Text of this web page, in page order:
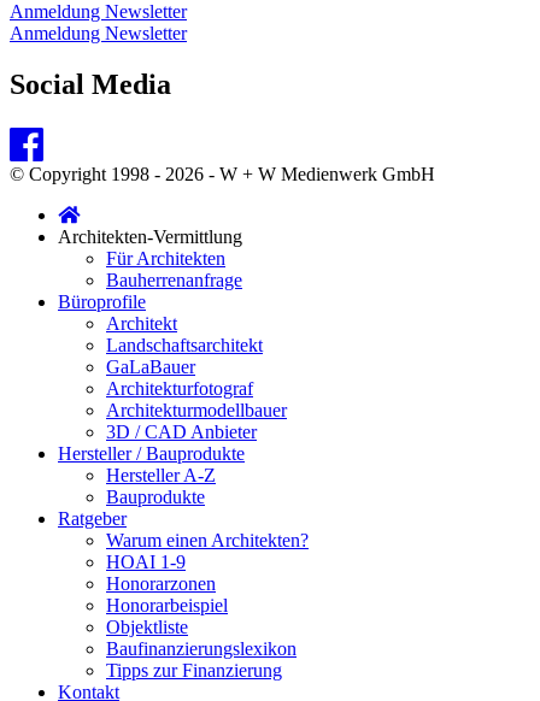
Anmeldung Newsletter
Anmeldung Newsletter
Social Media
© Copyright 1998 - 2026 - W + W Medienwerk GmbH
Architekten-Vermittlung
Für Architekten
Bauherrenanfrage
Büroprofile
Architekt
Landschaftsarchitekt
GaLaBauer
Architekturfotograf
Architekturmodellbauer
3D / CAD Anbieter
Hersteller / Bauprodukte
Hersteller A-Z
Bauprodukte
Ratgeber
Warum einen Architekten?
HOAI 1-9
Honorarzonen
Honorarbeispiel
Objektliste
Baufinanzierungslexikon
Tipps zur Finanzierung
Kontakt